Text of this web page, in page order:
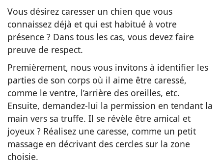
Vous désirez caresser un chien que vous
connaissez déjà et qui est habitué à votre
présence ? Dans tous les cas, vous devez faire
preuve de respect.
Premièrement, nous vous invitons à identifier les
parties de son corps où il aime être caressé,
comme le ventre, l’arrière des oreilles, etc.
Ensuite, demandez-lui la permission en tendant la
main vers sa truffe. Il se révèle être amical et
joyeux ? Réalisez une caresse, comme un petit
massage en décrivant des cercles sur la zone
choisie.